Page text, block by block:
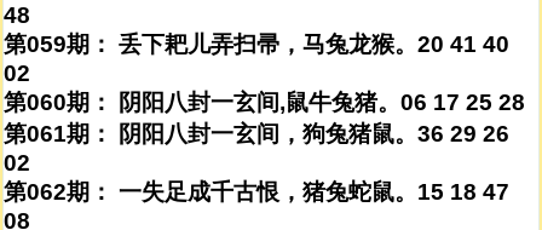
48
第059期： 丢下耙儿弄扫帚，马兔龙猴。20 41 40
02
第060期： 阴阳八封一玄间,鼠牛兔猪。06 17 25 28
第061期： 阴阳八封一玄间，狗兔猪鼠。36 29 26
02
第062期： 一失足成千古恨，猪兔蛇鼠。15 18 47
08